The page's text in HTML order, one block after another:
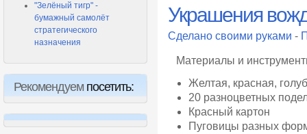
"Зелёный тигр" -
бумажный самолёт
стратегического
назначения
Рекомендуемпосетить:
Украшения
Сделано своими руками -
Материалы и
Желтая, красная,
20 разноцветных
Красный картон
Пуговицы разных